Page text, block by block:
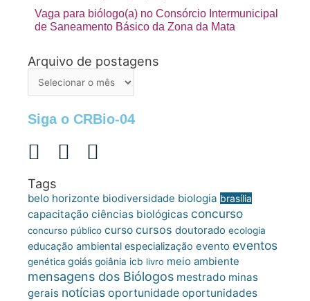
Vaga para biólogo(a) no Consórcio Intermunicipal
de Saneamento Básico da Zona da Mata
Arquivo de postagens
Arquivo
Siga o CRBio-04
Tags
belo horizonte biodiversidade biologia brasília
capacitação ciências biológicas concurso
concurso público curso cursos doutorado ecologia
educação ambiental especialização evento eventos
genética goiás goiânia icb livro meio ambiente
mensagens dos Biólogos mestrado minas
gerais notícias oportunidade oportunidades